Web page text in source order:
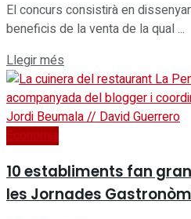
El concurs consistirà en
beneficis de la venta de la qual ...
Llegir més
Economia
10 establiments fan
les Jornades